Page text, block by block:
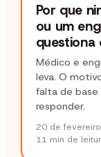
Por que
ou um
questiona
Médico e
leva. O
falta de
responder.
20 de
11 min de